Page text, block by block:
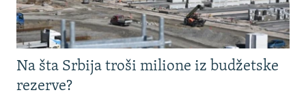
Na šta Srbija troši milione iz budžetske
rezerve?